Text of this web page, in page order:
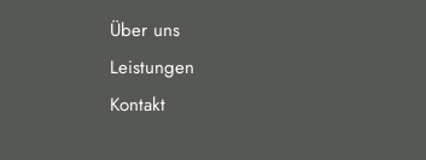
Über uns
Leistungen
Kontakt